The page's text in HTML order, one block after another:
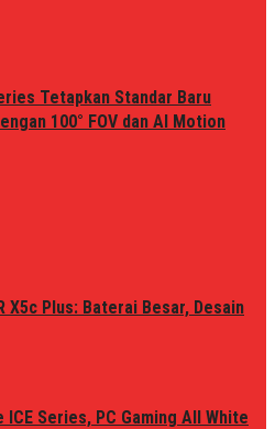
Tetapkan Standar Baru
100° FOV dan AI Motion
X5c Plus: Baterai Besar, Desain
ICE Series, PC Gaming All White